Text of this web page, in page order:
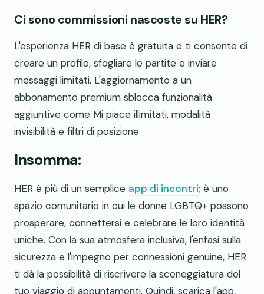
Ci sono commissioni nascoste su HER?
L'esperienza HER di base è gratuita e ti consente di
creare un profilo, sfogliare le partite e inviare
messaggi limitati. L'aggiornamento a un
abbonamento premium sblocca funzionalità
aggiuntive come Mi piace illimitati, modalità
invisibilità e filtri di posizione.
Insomma:
HER è più di un semplice app di incontri; è uno
spazio comunitario in cui le donne LGBTQ+ possono
prosperare, connettersi e celebrare le loro identità
uniche. Con la sua atmosfera inclusiva, l'enfasi sulla
sicurezza e l'impegno per connessioni genuine, HER
ti dà la possibilità di riscrivere la sceneggiatura del
tuo viaggio di appuntamenti. Quindi, scarica l'app,